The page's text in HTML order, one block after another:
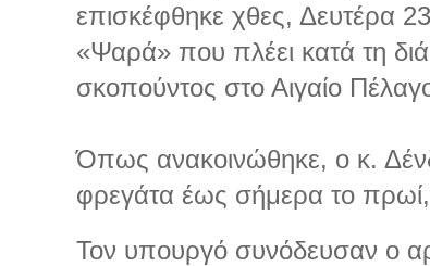
επισκέφθηκε χθες, Δευτέρα
«Ψαρά» που πλέει κατά τη
σκοπούντος στο Αιγαίο
Όπως ανακοινώθηκε, ο κ.
φρεγάτα έως σήμερα το πρωί,
Τον υπουργό συνόδευσαν ο